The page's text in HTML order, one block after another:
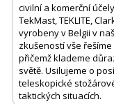
civilní a komerční
TekMast, TEKLITE,
vyrobeny v Belgii v
zkušeností vše
přičemž klademe
světě. Usilujeme o
teleskopické
taktických situacích.